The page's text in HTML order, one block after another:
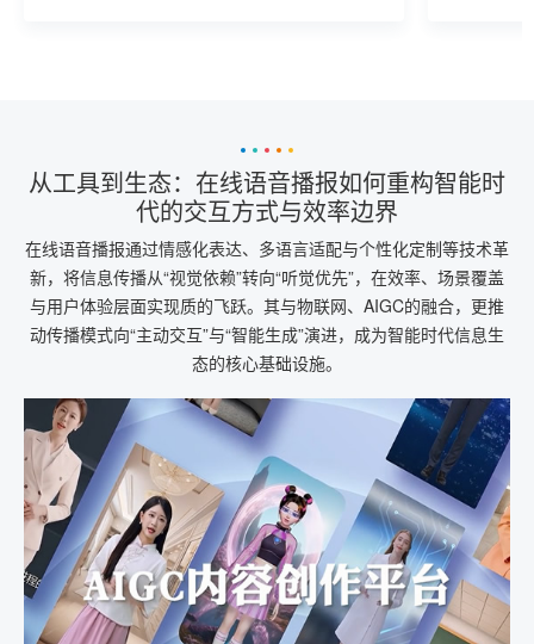
从工具到生态：在线语音播报如何重构智能时
代的交互方式与效率边界
在线语音播报通过情感化表达、多语言适配与个性化定制等技术革
新，将信息传播从“视觉依赖”转向“听觉优先”，在效率、场景覆盖
与用户体验层面实现质的飞跃。其与物联网、AIGC的融合，更推
动传播模式向“主动交互”与“智能生成”演进，成为智能时代信息生
态的核心基础设施。